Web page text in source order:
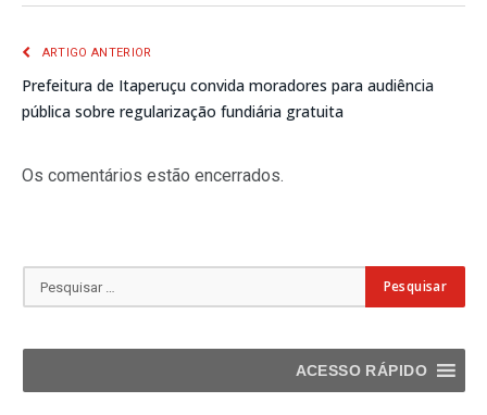
ARTIGO ANTERIOR
Prefeitura de Itaperuçu convida moradores para audiência
pública sobre regularização fundiária gratuita
Os comentários estão encerrados.
ACESSO RÁPIDO